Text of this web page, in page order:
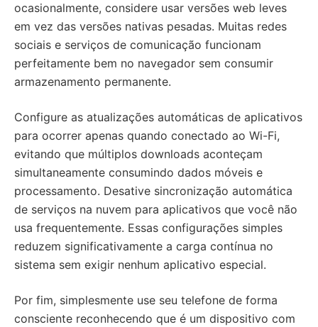
ocasionalmente, considere usar versões web leves
em vez das versões nativas pesadas. Muitas redes
sociais e serviços de comunicação funcionam
perfeitamente bem no navegador sem consumir
armazenamento permanente.
Configure as atualizações automáticas de aplicativos
para ocorrer apenas quando conectado ao Wi-Fi,
evitando que múltiplos downloads aconteçam
simultaneamente consumindo dados móveis e
processamento. Desative sincronização automática
de serviços na nuvem para aplicativos que você não
usa frequentemente. Essas configurações simples
reduzem significativamente a carga contínua no
sistema sem exigir nenhum aplicativo especial.
Por fim, simplesmente use seu telefone de forma
consciente reconhecendo que é um dispositivo com